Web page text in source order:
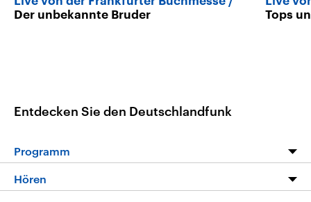
Der unbekannte Bruder
Tops
Entdecken Sie den Deutschlandfunk
Programm
Programm
Hören